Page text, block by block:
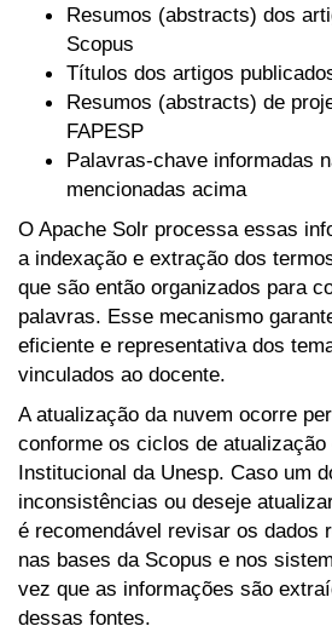
Resumos (abstracts) dos
Scopus
Títulos dos artigos
Resumos (abstracts) de
FAPESP
Palavras-chave informadas
mencionadas acima
O Apache Solr processa essas
a indexação e extração dos
que são então organizados para
palavras. Esse mecanismo
eficiente e representativa dos
vinculados ao docente.
A atualização da nuvem ocorre
conforme os ciclos de atualização
Institucional da Unesp. Caso um
inconsistências ou deseje
é recomendável revisar os dados
nas bases da Scopus e nos
vez que as informações são
dessas fontes.